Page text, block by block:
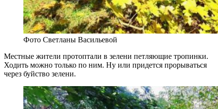
Фото Светланы Васильевой
Местные жители протоптали в зелени петляющие тропинки.
Ходить можно только по ним. Ну или придется прорываться
через буйство зелени.